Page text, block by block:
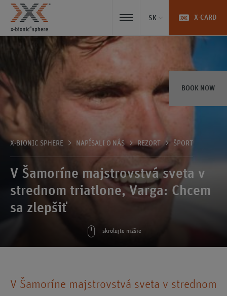
SK
BOOK NOW
X-CARD
X-BIONIC SPHERE NAPÍSALI O NÁS REZORT ŠPORT
V Šamoríne majstrovstvá sveta v
strednom triatlone, Varga: Chcem
sa zlepšiť
skrolujte nižšie
V Šamoríne majstrovstvá sveta v strednom